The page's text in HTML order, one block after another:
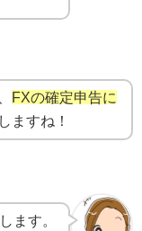
FXの確定申告に
ますね！
ます。